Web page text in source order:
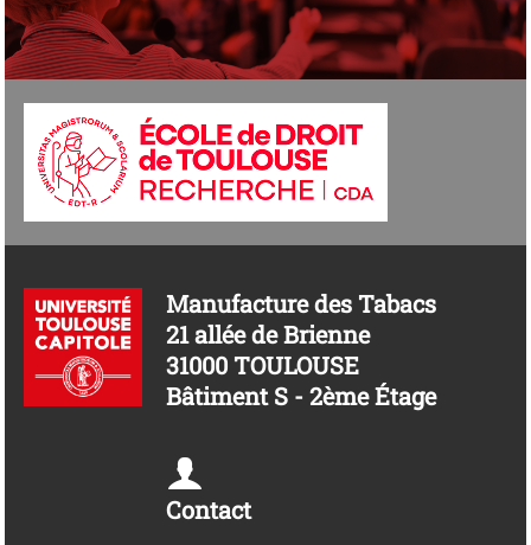
Manufacture des Tabacs
21 allée de Brienne
31000 TOULOUSE
Bâtiment S - 2ème Étage
Contact